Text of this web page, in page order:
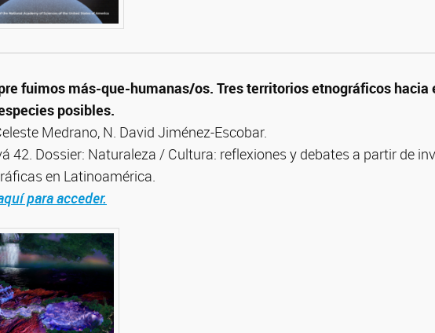
fuimos más-que-humanas/os. Tres territorios etnográficos hacia
posibles.
Medrano, N. David Jiménez-Escobar.
42. Dossier: Naturaleza / Cultura: reflexiones y debates a partir de
en Latinoamérica.
para acceder.